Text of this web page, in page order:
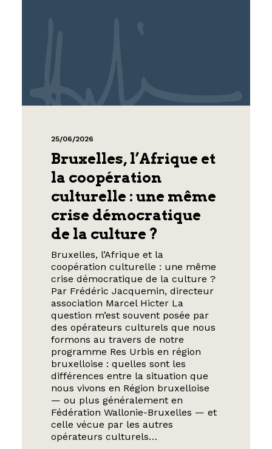
25/06/2026
Bruxelles, l’Afrique et
la coopération
culturelle : une même
crise démocratique
de la culture ?
Bruxelles, l’Afrique et la
coopération culturelle : une même
crise démocratique de la culture ?
Par Frédéric Jacquemin, directeur
association Marcel Hicter La
question m’est souvent posée par
des opérateurs culturels que nous
formons au travers de notre
programme Res Urbis en région
bruxelloise : quelles sont les
différences entre la situation que
nous vivons en Région bruxelloise
— ou plus généralement en
Fédération Wallonie-Bruxelles — et
celle vécue par les autres
opérateurs culturels…